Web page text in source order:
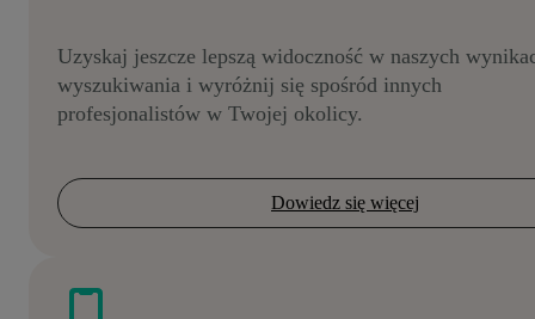
Uzyskaj jeszcze lepszą widoczność w naszych
wyszukiwania i wyróżnij się spośród innych
profesjonalistów w Twojej okolicy.
Dowiedz się więcej